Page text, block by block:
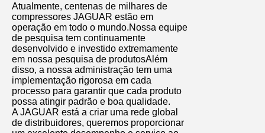
Atualmente, centenas de milhares de
compressores JAGUAR estão em
operação em todo o mundo.Nossa equipe
de pesquisa tem continuamente
desenvolvido e investido extremamente
em nossa pesquisa de produtosAlém
disso, a nossa administração tem uma
implementação rigorosa em cada
processo para garantir que cada produto
possa atingir padrão e boa qualidade.
A JAGUAR está a criar uma rede global
de distribuidores, queremos proporcionar